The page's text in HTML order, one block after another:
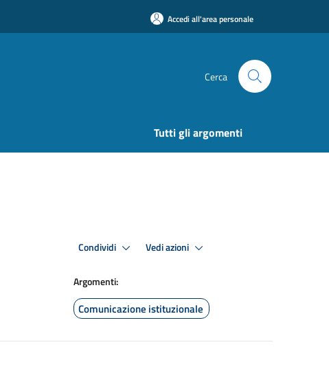
Accedi all'area personale
Cerca
Tutti gli argomenti
Condividi Vedi azioni
Argomenti:
Comunicazione istituzionale